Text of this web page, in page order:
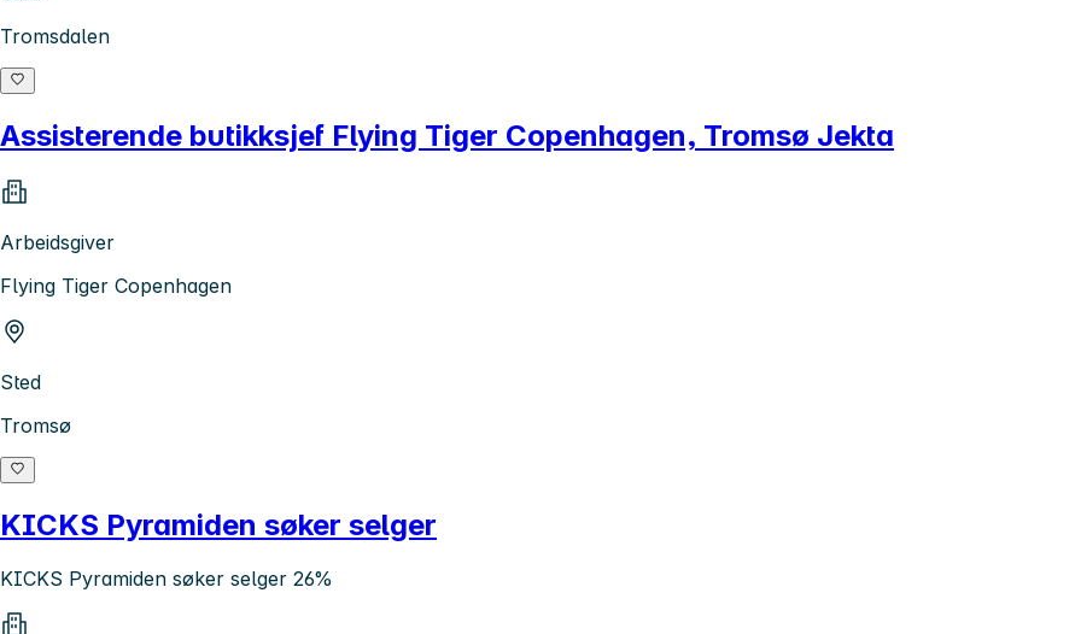
Tromsdalen
Assisterende butikksjef Flying Tiger Copenhagen, Tromsø Jekta
Arbeidsgiver
Flying Tiger Copenhagen
Sted
Tromsø
KICKS Pyramiden søker selger
KICKS Pyramiden søker selger 26%